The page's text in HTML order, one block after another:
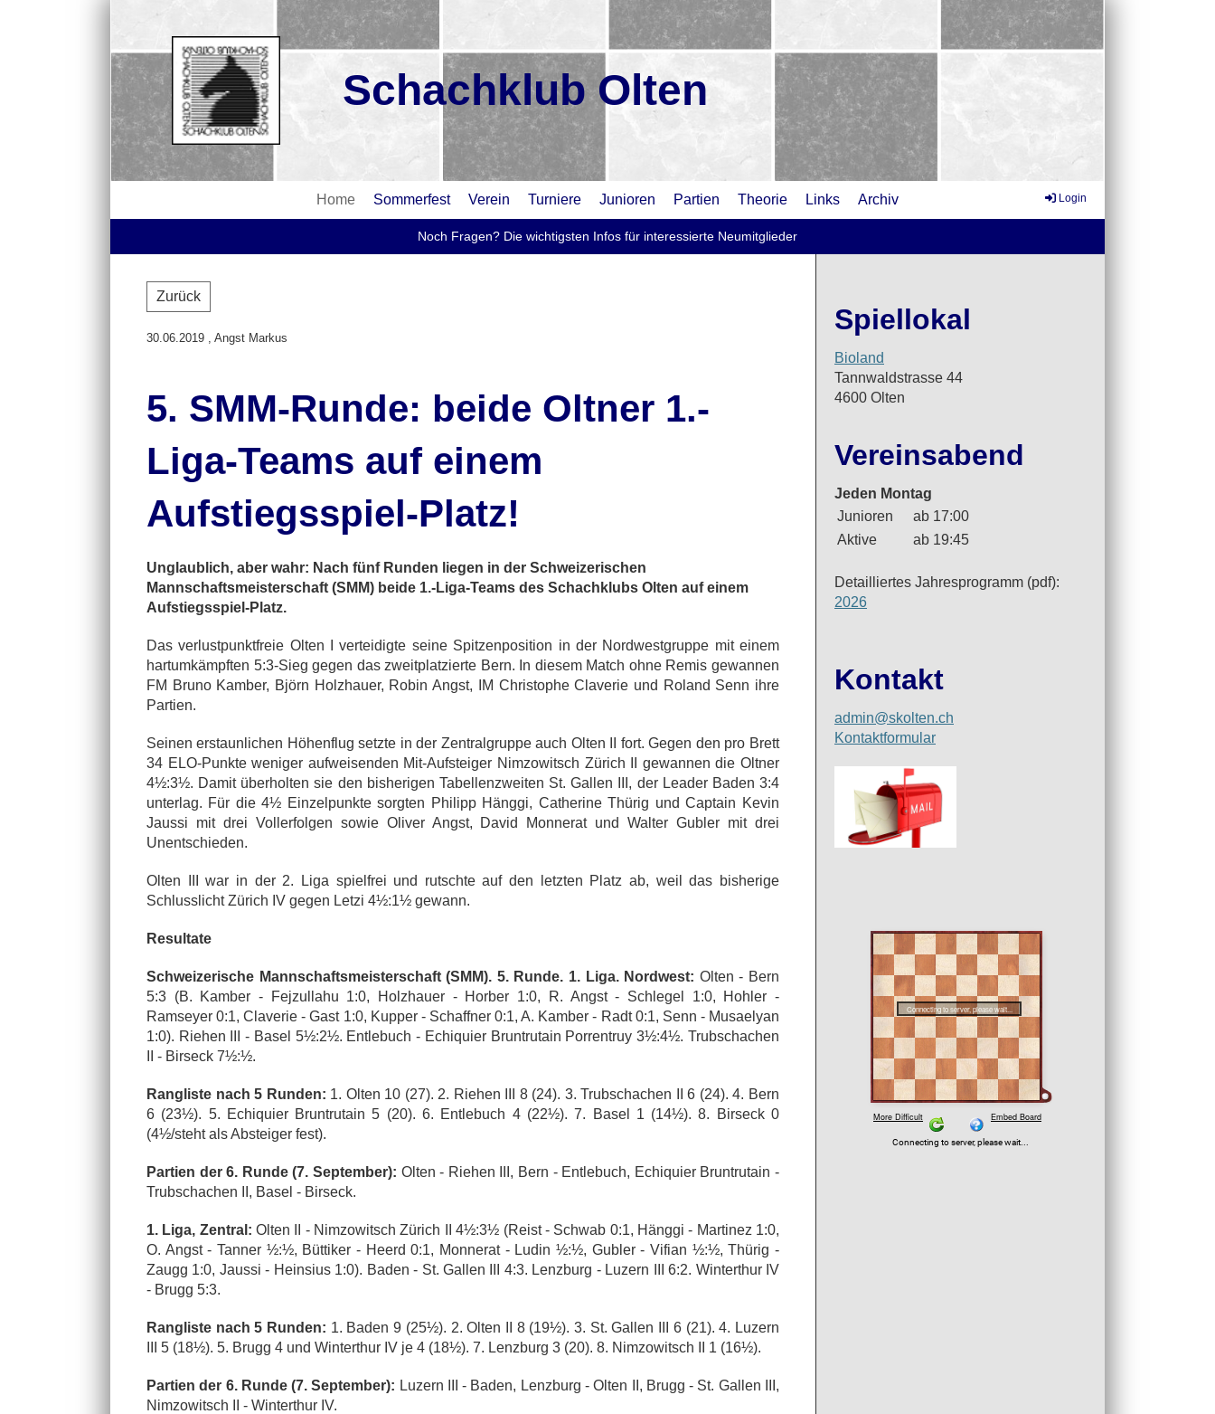
Schachklub Olten
Home Sommerfest Verein Turniere Junioren Partien Theorie Links Archiv Login
Noch Fragen? Die wichtigsten Infos für interessierte Neumitglieder
Zurück
30.06.2019, Angst Markus
5. SMM-Runde: beide Oltner 1.-
Liga-Teams auf einem
Aufstiegsspiel-Platz!
Unglaublich, aber wahr: Nach fünf Runden liegen in der Schweizerischen
Mannschaftsmeisterschaft (SMM) beide 1.-Liga-Teams des Schachklubs Olten auf einem
Aufstiegsspiel-Platz.
Das verlustpunktfreie Olten I verteidigte seine Spitzenposition in der Nordwestgruppe mit einem
hartumkämpften 5:3-Sieg gegen das zweitplatzierte Bern. In diesem Match ohne Remis gewannen
FM Bruno Kamber, Björn Holzhauer, Robin Angst, IM Christophe Claverie und Roland Senn ihre
Partien.
Seinen erstaunlichen Höhenflug setzte in der Zentralgruppe auch Olten II fort. Gegen den pro Brett
34 ELO-Punkte weniger aufweisenden Mit-Aufsteiger Nimzowitsch Zürich II gewannen die Oltner
4½:3½. Damit überholten sie den bisherigen Tabellenzweiten St. Gallen III, der Leader Baden 3:4
unterlag. Für die 4½ Einzelpunkte sorgten Philipp Hänggi, Catherine Thürig und Captain Kevin
Jaussi mit drei Vollerfolgen sowie Oliver Angst, David Monnerat und Walter Gubler mit drei
Unentschieden.
Olten III war in der 2. Liga spielfrei und rutschte auf den letzten Platz ab, weil das bisherige
Schlusslicht Zürich IV gegen Letzi 4½:1½ gewann.
Resultate
Schweizerische Mannschaftsmeisterschaft (SMM). 5. Runde. 1. Liga. Nordwest: Olten - Bern
5:3 (B. Kamber - Fejzullahu 1:0, Holzhauer - Horber 1:0, R. Angst - Schlegel 1:0, Hohler -
Ramseyer 0:1, Claverie - Gast 1:0, Kupper - Schaffner 0:1, A. Kamber - Radt 0:1, Senn - Musaelyan
1:0). Riehen III - Basel 5½:2½. Entlebuch - Echiquier Bruntrutain Porrentruy 3½:4½. Trubschachen
II - Birseck 7½:½.
Rangliste nach 5 Runden: 1. Olten 10 (27). 2. Riehen III 8 (24). 3. Trubschachen II 6 (24). 4. Bern
6 (23½). 5. Echiquier Bruntrutain 5 (20). 6. Entlebuch 4 (22½). 7. Basel 1 (14½). 8. Birseck 0
(4½/steht als Absteiger fest).
Partien der 6. Runde (7. September): Olten - Riehen III, Bern - Entlebuch, Echiquier Bruntrutain -
Trubschachen II, Basel - Birseck.
1. Liga, Zentral:Olten II - Nimzowitsch Zürich II 4½:3½ (Reist - Schwab 0:1, Hänggi - Martinez 1:0,
O. Angst - Tanner ½:½, Büttiker - Heerd 0:1, Monnerat - Ludin ½:½, Gubler - Vifian ½:½, Thürig -
Zaugg 1:0, Jaussi - Heinsius 1:0). Baden - St. Gallen III 4:3. Lenzburg - Luzern III 6:2. Winterthur IV
- Brugg 5:3.
Rangliste nach 5 Runden: 1. Baden 9 (25½). 2. Olten II 8 (19½). 3. St. Gallen III 6 (21). 4. Luzern
III 5 (18½). 5. Brugg 4 und Winterthur IV je 4 (18½). 7. Lenzburg 3 (20). 8. Nimzowitsch II 1 (16½).
Partien der 6. Runde (7. September): Luzern III - Baden, Lenzburg - Olten II, Brugg - St. Gallen III,
Nimzowitsch II - Winterthur IV.
Spiellokal
Bioland
Tannwaldstrasse 44
4600 Olten
Vereinsabend
Jeden Montag
Junioren
ab 17:00
Aktive
ab 19:45
Detailliertes Jahresprogramm (pdf):
2026
Kontakt
admin@skolten.ch
Kontaktformular